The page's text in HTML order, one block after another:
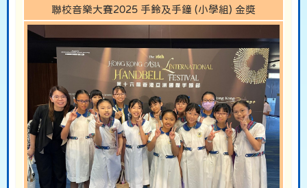
聯校音樂大賽2025 手鈴及手鐘 (小學組) 金獎